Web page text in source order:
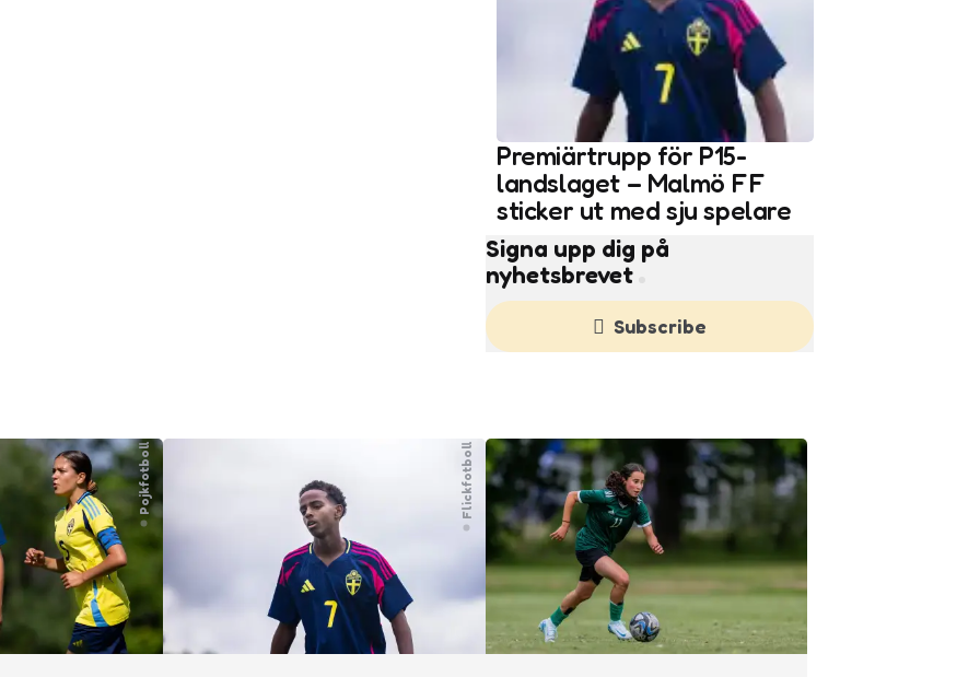
Premiärtrupp för P15-
landslaget – Malmö FF
sticker ut med sju spelare
Signa upp dig på
nyhetsbrevet
Subscribe
Pojkfotboll Flickfotboll